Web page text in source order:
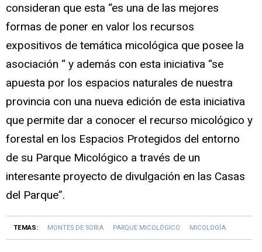
consideran que esta “es una de las mejores
formas de poner en valor los recursos
expositivos de temática micológica que posee la
asociación “ y además con esta iniciativa “se
apuesta por los espacios naturales de nuestra
provincia con una nueva edición de esta iniciativa
que permite dar a conocer el recurso micológico y
forestal en los Espacios Protegidos del entorno
de su Parque Micológico a través de un
interesante proyecto de divulgación en las Casas
del Parque”.
TEMAS: MONTES DE SORIA PARQUE MICOLÓGICO MICOLOGÍA